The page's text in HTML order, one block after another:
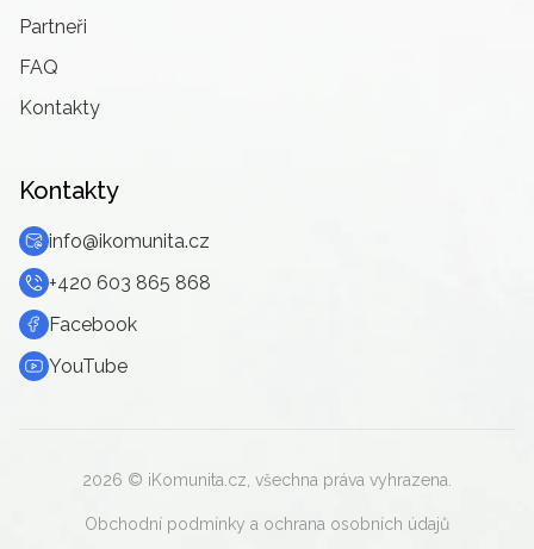
Partneři
FAQ
Kontakty
Kontakty
info@ikomunita.cz
+420 603 865 868
Facebook
YouTube
2026 © iKomunita.cz, všechna práva vyhrazena.
Obchodní podmínky a ochrana osobních údajů